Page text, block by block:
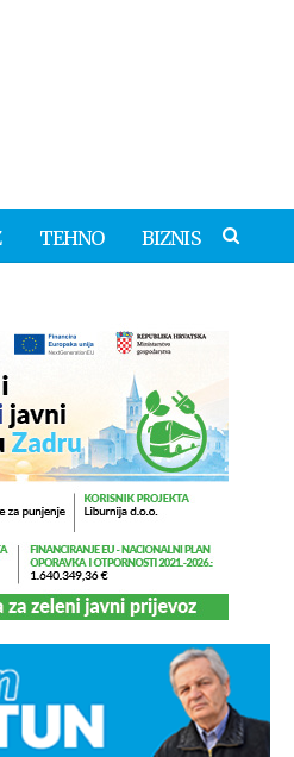
TEHNO BIZNIS